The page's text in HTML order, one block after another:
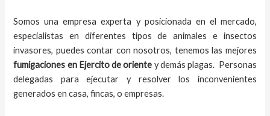
Somos una empresa experta y posicionada en el mercado,
especialistas en diferentes tipos de animales e insectos
invasores, puedes contar con nosotros, tenemos las mejores
fumigaciones en Ejercito de oriente y demás plagas. Personas
delegadas para ejecutar y resolver los inconvenientes
generados en casa, fincas, o empresas.